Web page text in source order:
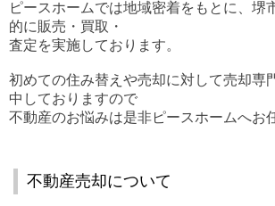
ピースホームでは地域密着をもとに、堺
的に販売・買取・
査定を実施しております。
初めての住み替えや売却に対して売却専
中しておりますので
不動産のお悩みは是非ピースホームへお
不動産売却について